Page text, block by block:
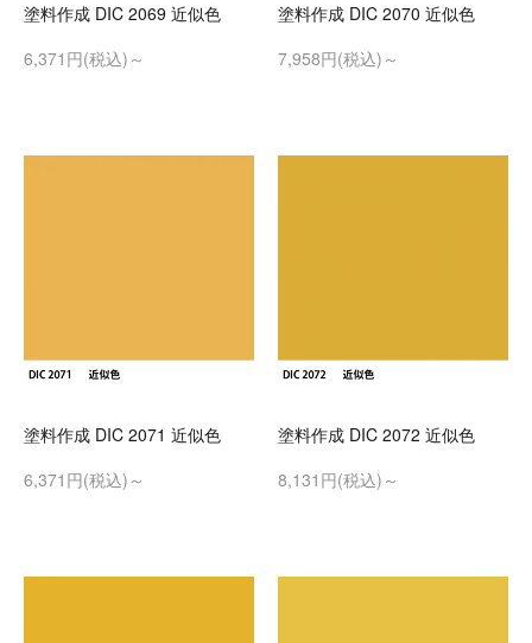
塗料作成 DIC 2069 近似色
6,371円(税込)～
塗料作成 DIC 2070 近似色
7,958円(税込)～
塗料作成 DIC 2071 近似色
6,371円(税込)～
塗料作成 DIC 2072 近似色
8,131円(税込)～